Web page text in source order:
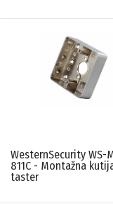
WesternSecurity WS-
811C - Montažna
taster